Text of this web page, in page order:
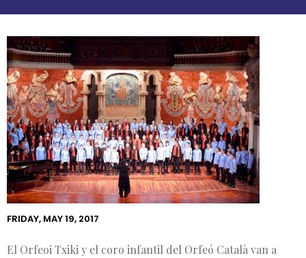
are
here
HOME
LATEST
NEWS
NEWS
INTERCAMBIO
DEL ORFEOI
TXIKI Y EL
CORO
INFANTIL DEL
ORFEÓ
CATALÀ
FRIDAY, MAY 19, 2017
El Orfeoi Txiki y el coro infantil del Orfeó Català van a